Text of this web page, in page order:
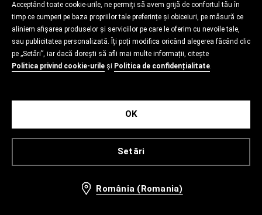
Acceptând toate cookie-urile, ne permiți să avem grijă de confortul tău în
timp ce cumperi pe baza propriilor tale preferințe și obiceiuri, pe măsură ce
aliniem afișarea produselor și serviciilor pe care le oferim cu nevoile tale,
sau publicitatea personalizată. Îți poți modifica oricând alegerea făcând clic
pe „Setări”, iar dacă dorești să afli mai multe informații, citește
Politica privind cookie-urile și Politica de confidențialitate.
Setări
OK
România (Romania)